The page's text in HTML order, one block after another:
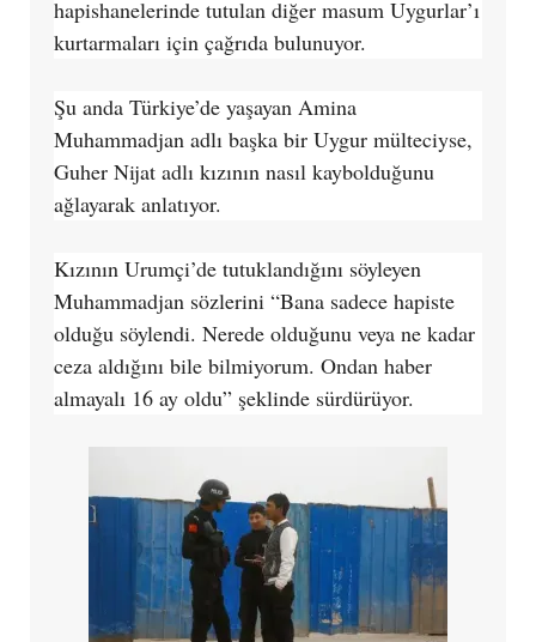
hapishanelerinde tutulan diğer masum Uygurlar’ı
kurtarmaları için çağrıda bulunuyor.
Şu anda Türkiye’de yaşayan Amina
Muhammadjan adlı başka bir Uygur mülteciyse,
Guher Nijat adlı kızının nasıl kaybolduğunu
ağlayarak anlatıyor.
Kızının Urumçi’de tutuklandığını söyleyen
Muhammadjan sözlerini “Bana sadece hapiste
olduğu söylendi. Nerede olduğunu veya ne kadar
ceza aldığını bile bilmiyorum. Ondan haber
almayalı 16 ay oldu” şeklinde sürdürüyor.